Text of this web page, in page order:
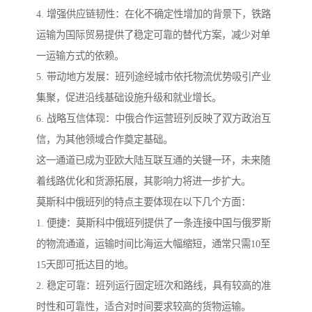
4. 增强供应链韧性：在化不确定性增加的背景下，铁路
运输为国际贸易提供了稳定可靠的替代方案，减少对单
一运输方式的依赖。
5. 带动地方发展：班列途经城市依托物流优势吸引产业
集聚，促进沿线基础设施升级和就业增长。
6. 战略互信体现：中俄合作运营班列反映了双方政治互
信，为其他领域合作奠定基础。
这一通道已成为亚欧大陆互联互通的关键一环，未来随
着线路优化和货源拓展，其影响力将进一步扩大。
莫斯科中俄班列的特点主要体现在以下几个方面：
1. 便捷：莫斯科中俄班列提供了一条连接中国与俄罗斯
的物流通道，运输时间比海运大幅缩短，通常只需10至
15天即可抵达目的地。
2. 稳定可靠：班列运行固定班次和路线，具有较高的准
时性和可靠性，适合对时间要求较高的货物运输。